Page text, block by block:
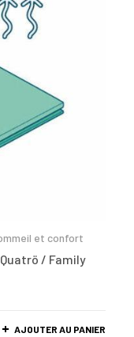
et confort
/ Family
AJOUTER AU PANIER